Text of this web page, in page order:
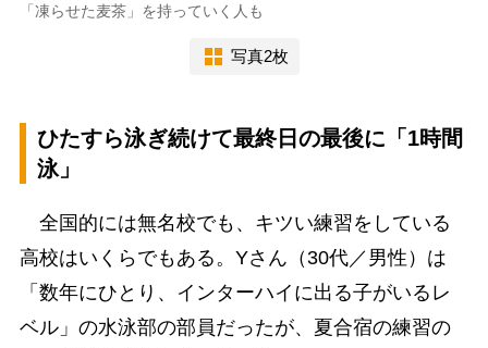
「凍らせた麦茶」を持っていく人も
写真2枚
ひたすら泳ぎ続けて最終日の最後に「1時間
泳」
全国的には無名校でも、キツい練習をしている
高校はいくらでもある。Yさん（30代／男性）は
「数年にひとり、インターハイに出る子がいるレ
ベル」の水泳部の部員だったが、夏合宿の練習の